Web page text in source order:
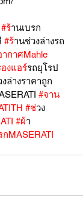
#ร้านเบรก
#ร้านช่วงล่างรถ
ากาศMahle
งแอร์รถยุโรป
ล่างราคาถูก
#จาน
#ช่วง
#ผ้า
กMASERATI